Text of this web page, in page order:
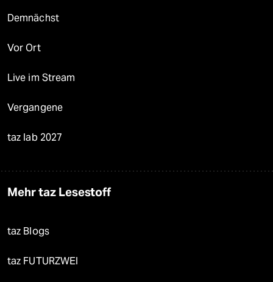
Demnächst
Vor Ort
Live im Stream
Vergangene
taz lab 2027
Mehr taz Lesestoff
taz Blogs
taz FUTURZWEI